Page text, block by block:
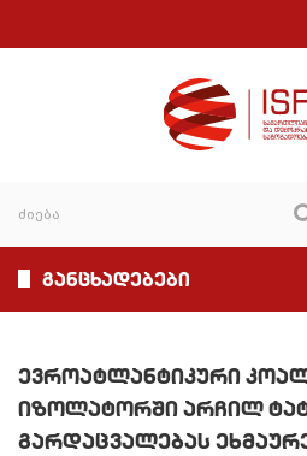
განცხადებები
ევროატლანტიკური
იზოლატორში არჩილ
გარდაცვალებას